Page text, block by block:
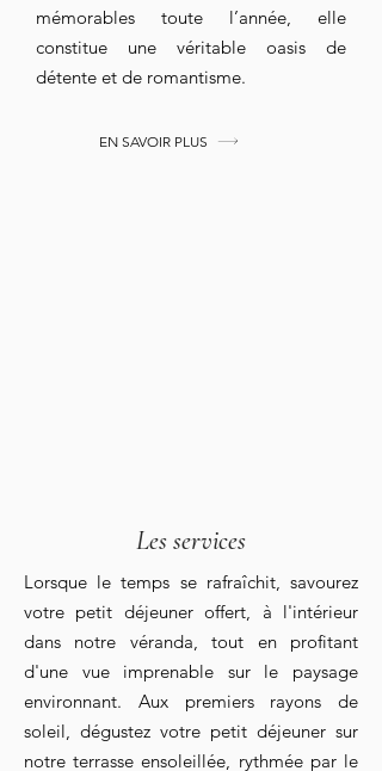
mémorables toute l’année, elle
constitue une véritable oasis de
détente et de romantisme.
EN SAVOIR PLUS
Les services
Lorsque le temps se rafraîchit, savourez
votre petit déjeuner offert, à l'intérieur
dans notre véranda, tout en profitant
d'une vue imprenable sur le paysage
environnant. Aux premiers rayons de
soleil, dégustez votre petit déjeuner sur
notre terrasse ensoleillée, rythmée par le